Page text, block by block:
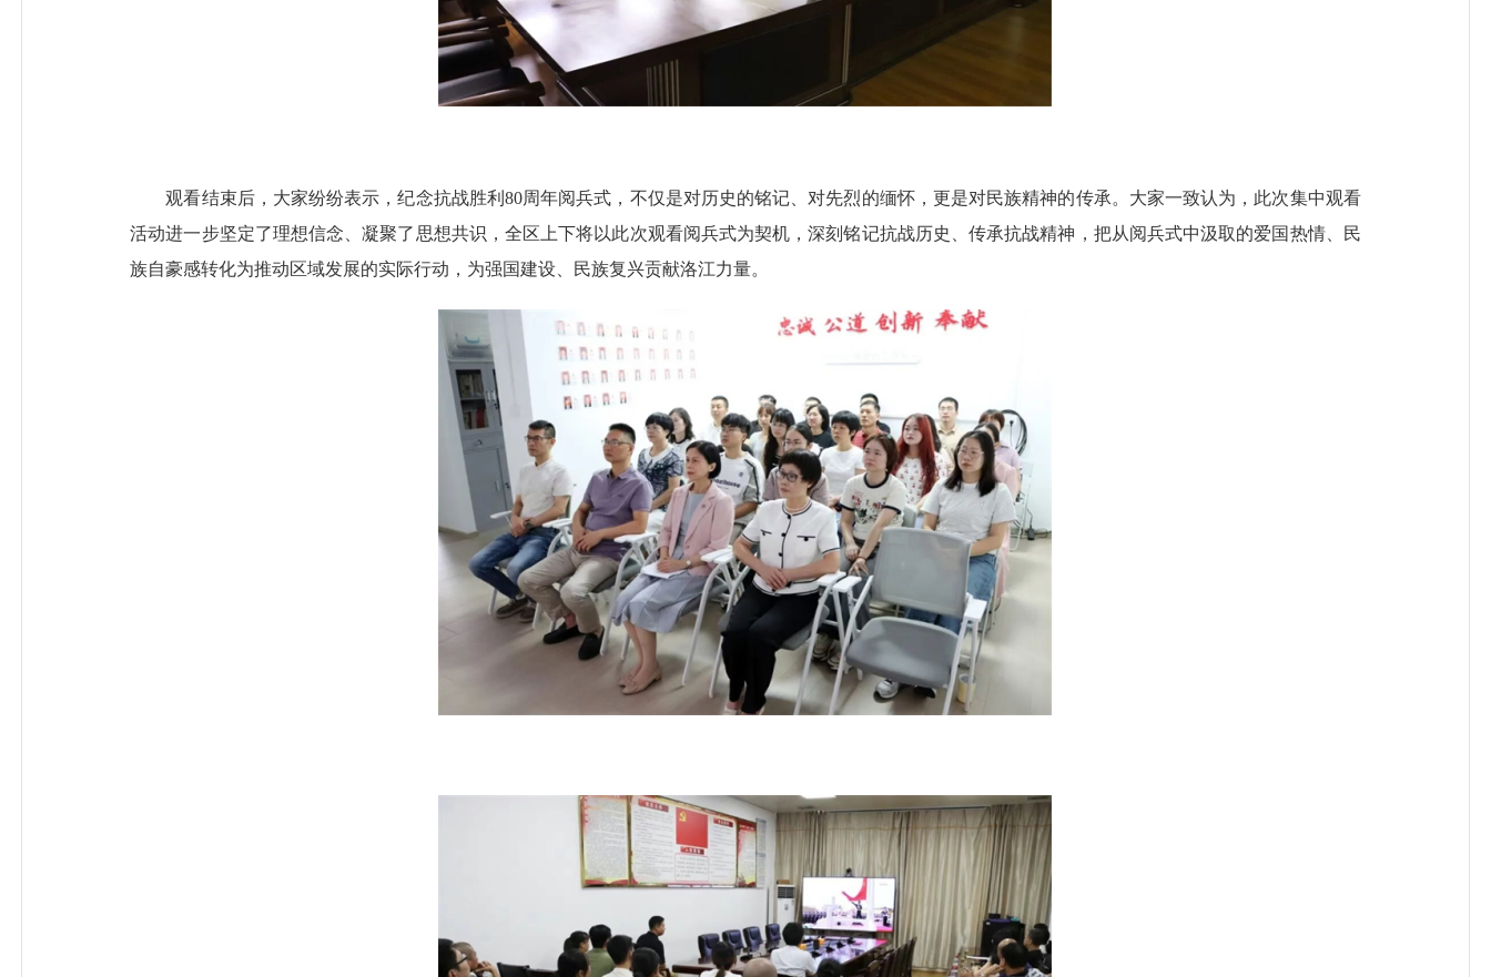
观看结束后，大家纷纷表示，纪念抗战胜利80周年阅兵式，不仅是对历史的铭记、对先烈的缅怀，更是对民族精神的传承。大家一致认为，此次集中观看
活动进一步坚定了理想信念、凝聚了思想共识，全区上下将以此次观看阅兵式为契机，深刻铭记抗战历史、传承抗战精神，把从阅兵式中汲取的爱国热情、民
族自豪感转化为推动区域发展的实际行动，为强国建设、民族复兴贡献洛江力量。